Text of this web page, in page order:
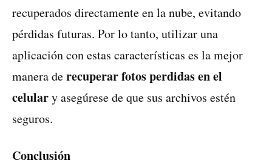
recuperados directamente en la nube, evitando
pérdidas futuras. Por lo tanto, utilizar una
aplicación con estas características es la mejor
manera derecuperar fotos perdidas en el
celulary asegúrese de que sus archivos estén
seguros.
Conclusión